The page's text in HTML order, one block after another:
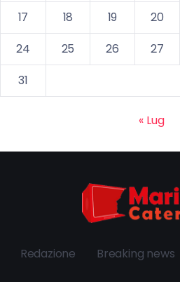
17
18 19 20
24
25 26 27
31
« Lug
Redazione Breaking news